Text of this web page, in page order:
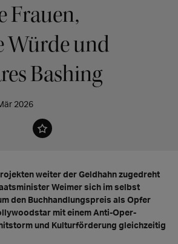
Frauen,
Würde und
Bashing
2026
weiter der Geldhahn zugedreht
Weimer sich im selbst
den Buchhandlungspreis als Opfer
mit einem Anti-Oper-
und Kulturförderung gleichzeitig